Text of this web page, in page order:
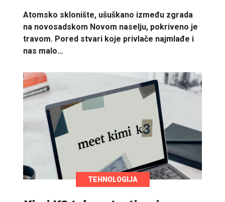
Atomsko sklonište, ušuškano između zgrada
na novosadskom Novom naselju, pokriveno je
travom. Pored stvari koje privlače najmlađe i
nas malo…
TEHNOLOGIJA